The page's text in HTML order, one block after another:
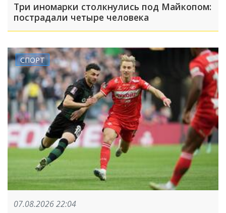
Три иномарки столкнулись под Майкопом:
пострадали четыре человека
СПОРТ
07.08.2026 22:04